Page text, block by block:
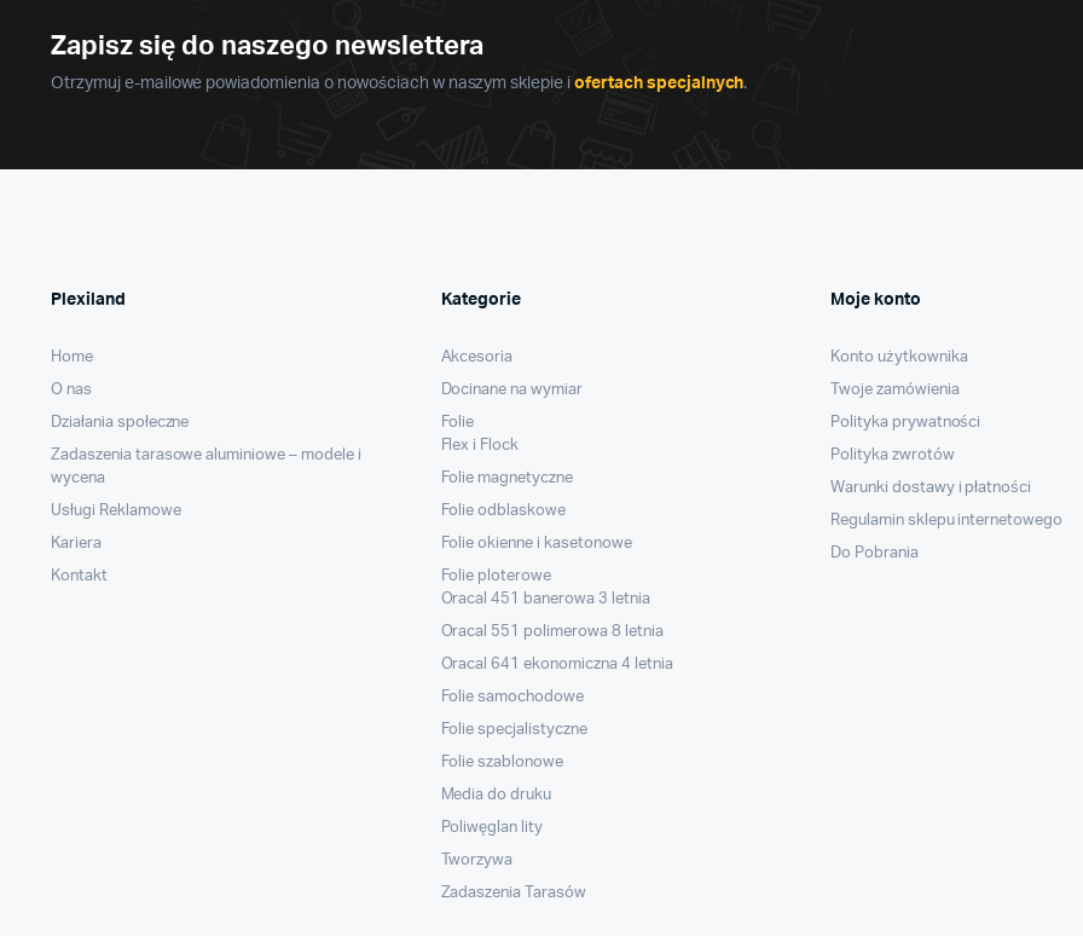
stronie
Zapisz się do naszego newslettera
Otrzymuj e-mailowe powiadomienia o nowościach w naszym sklepie iofertach specjalnych.
Plexiland
Home
O nas
Działania społeczne
Zadaszenia tarasowe aluminiowe – modele i
wycena
Usługi Reklamowe
Kariera
Kontakt
Kategorie
Akcesoria
Docinane na wymiar
Folie
Flex i Flock
Folie magnetyczne
Folie odblaskowe
Folie okienne i kasetonowe
Folie ploterowe
Oracal 451 banerowa 3 letnia
Oracal 551 polimerowa 8 letnia
Oracal 641 ekonomiczna 4 letnia
Folie samochodowe
Folie specjalistyczne
Folie szablonowe
Media do druku
Poliwęglan lity
Tworzywa
Zadaszenia Tarasów
Moje konto
Konto użytkownika
Twoje zamówienia
Polityka prywatności
Polityka zwrotów
Warunki dostawy i płatności
Regulamin sklepu internetowego
Do Pobrania